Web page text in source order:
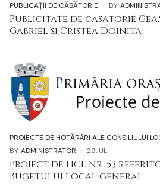
PUBLICAȚII DE CĂSĂTORIE BY
Publicitate de casatorie
Gabriel si Cristea Doinita
PROIECTE DE HOTĂRÂRI ALE CONSILIULUI
BY ADMINISTRATOR 29.IUL
Proiect de HCL nr. 53
Bugetului local general